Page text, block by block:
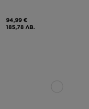
94,99 €
185,78 ЛВ.